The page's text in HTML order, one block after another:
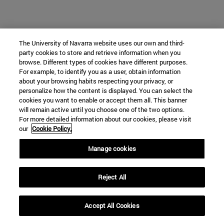
The University of Navarra website uses our own and third-
party cookies to store and retrieve information when you
browse. Different types of cookies have different purposes.
For example, to identify you as a user, obtain information
about your browsing habits respecting your privacy, or
personalize how the content is displayed. You can select the
cookies you want to enable or accept them all. This banner
will remain active until you choose one of the two options.
For more detailed information about our cookies, please visit
our Cookie Policy.
Manage cookies
Reject All
Accept All Cookies